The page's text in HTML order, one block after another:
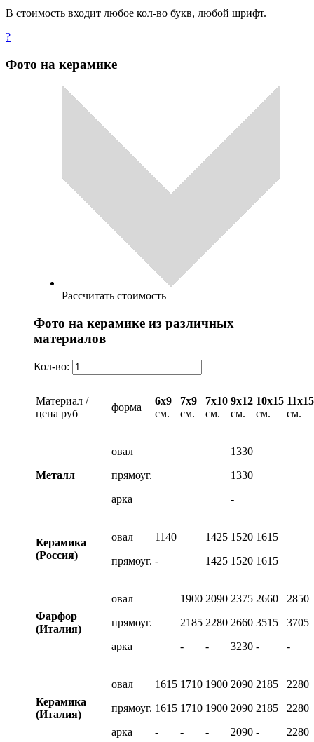
В стоимость входит любое кол-во букв, любой шрифт.
?
Фото на керамике
Рассчитать стоимость
Фото на керамике из различных
материалов
Кол-во:
Материал /
цена руб
форма
6х9
см.
7х9
см.
7х10
см.
9х12
см.
10х15
см.
11х15
см.
Металл
овал
прямоуг.
арка
1330
1330
-
Керамика
(Россия)
овал
прямоуг.
1140
-
1425
1425
1520
1520
1615
1615
Фарфор
(Италия)
овал
прямоуг.
арка
1900
2185
-
2090
2280
-
2375
2660
3230
2660
3515
-
2850
3705
-
Керамика
(Италия)
овал
прямоуг.
арка
1615
1615
-
1710
1710
-
1900
1900
-
2090
2090
2090
2185
2185
-
2280
2280
2280